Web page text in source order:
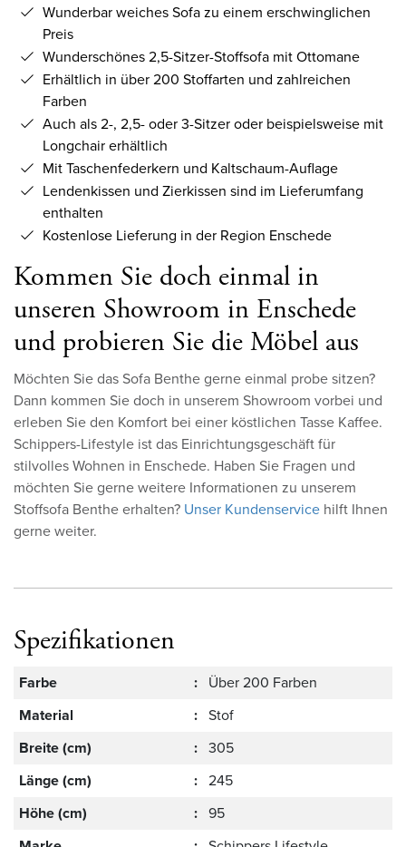
Wunderbar weiches Sofa zu einem erschwinglichen
Preis
Wunderschönes 2,5-Sitzer-Stoffsofa mit Ottomane
Erhältlich in über 200 Stoffarten und zahlreichen
Farben
Auch als 2-, 2,5- oder 3-Sitzer oder beispielsweise mit
Longchair erhältlich
Mit Taschenfederkern und Kaltschaum-Auflage
Lendenkissen und Zierkissen sind im Lieferumfang
enthalten
Kostenlose Lieferung in der Region Enschede
Kommen Sie doch einmal in
unseren Showroom in Enschede
und probieren Sie die Möbel aus
Möchten Sie das Sofa Benthe gerne einmal probe sitzen?
Dann kommen Sie doch in unserem Showroom vorbei und
erleben Sie den Komfort bei einer köstlichen Tasse Kaffee.
Schippers-Lifestyle ist das Einrichtungsgeschäft für
stilvolles Wohnen in Enschede. Haben Sie Fragen und
möchten Sie gerne weitere Informationen zu unserem
Stoffsofa Benthe erhalten? Unser Kundenservice hilft Ihnen
gerne weiter.
Spezifikationen
Farbe : Über 200 Farben
Material
: Stof
Breite (cm)
: 305
Länge (cm)
: 245
Höhe (cm)
: 95